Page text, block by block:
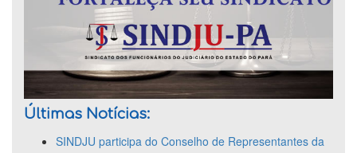
Últimas Notícias:
SINDJU participa do Conselho de Representantes da